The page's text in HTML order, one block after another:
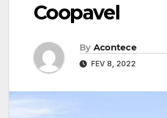
Coopavel
By Acontece
FEV 8, 2022